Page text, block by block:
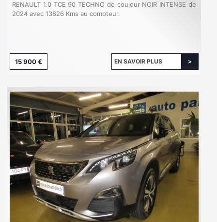
RENAULT 1.0 TCE 90 TECHNO de couleur NOIR INTENSE de
2024 avec 13826 Kms au compteur.
15 900 € EN SAVOIR PLUS